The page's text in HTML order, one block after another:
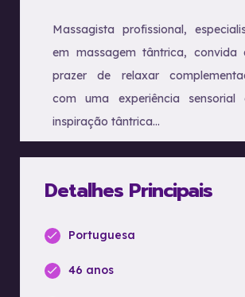
Massagista profissional,
em massagem tântrica, convida
prazer de relaxar
com uma experiência sensorial
inspiração tântrica…
Detalhes Principais
Portuguesa
46 anos